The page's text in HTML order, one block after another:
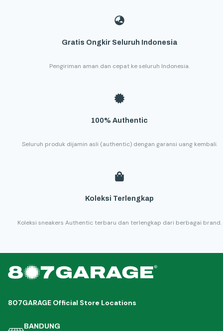
Gratis Ongkir Seluruh Indonesia
Pengiriman aman dan cepat ke seluruh Indonesia.
100% Authentic
Seluruh produk dijamin asli (authentic) dengan garansi uang kembali.
Koleksi Terlengkap
Koleksi sneakers Authentic terbaru dan terlengkap dari berbagai brand.
807GARAGE Official Store Locations
BANDUNG